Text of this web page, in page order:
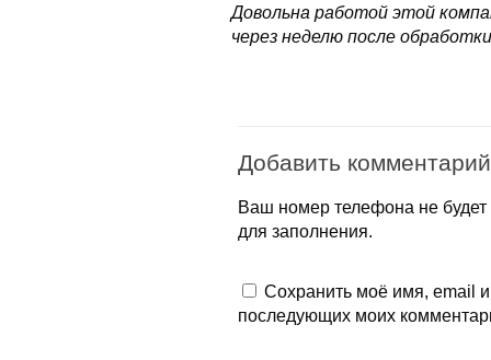
Довольна работой этой
через неделю после
Добавить комментарий
Ваш номер телефона не
для заполнения.
Сохранить моё имя, email
последующих моих